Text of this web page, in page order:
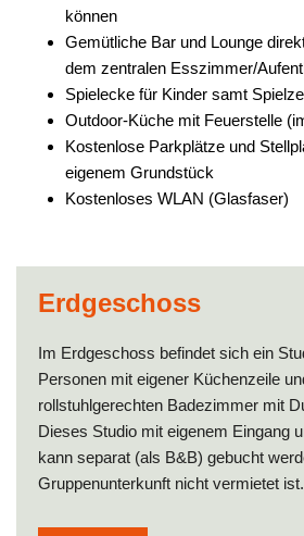
können
Gemütliche Bar und Lounge
dem zentralen Esszimmer/
Spielecke für Kinder samt
Outdoor-Küche mit Feuerstelle
Kostenlose Parkplätze und
eigenem Grundstück
Kostenloses WLAN (Glasfaser)
Erdgeschoss
Im Erdgeschoss befindet sich ein
Personen mit eigener Küchenzeile
rollstuhlgerechten Badezimmer mit
Dieses Studio mit eigenem Eingang
kann separat (als B&B) gebucht
Gruppenunterkunft nicht vermietet ist.